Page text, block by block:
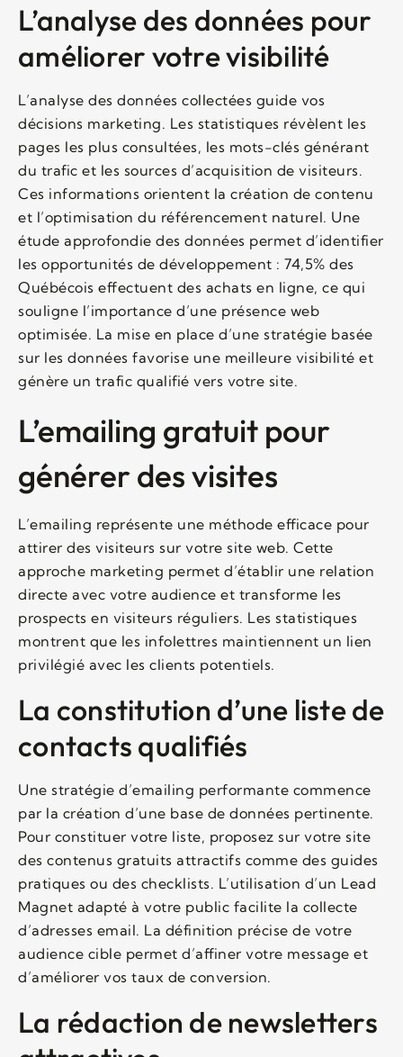
L’analyse des données pour
améliorer votre visibilité
L’analyse des données collectées guide vos
décisions marketing. Les statistiques révèlent les
pages les plus consultées, les mots-clés générant
du trafic et les sources d’acquisition de visiteurs.
Ces informations orientent la création de contenu
et l’optimisation du référencement naturel. Une
étude approfondie des données permet d’identifier
les opportunités de développement : 74,5% des
Québécois effectuent des achats en ligne, ce qui
souligne l’importance d’une présence web
optimisée. La mise en place d’une stratégie basée
sur les données favorise une meilleure visibilité et
génère un trafic qualifié vers votre site.
L’emailing gratuit pour
générer des visites
L’emailing représente une méthode efficace pour
attirer des visiteurs sur votre site web. Cette
approche marketing permet d’établir une relation
directe avec votre audience et transforme les
prospects en visiteurs réguliers. Les statistiques
montrent que les infolettres maintiennent un lien
privilégié avec les clients potentiels.
La constitution d’une liste de
contacts qualifiés
Une stratégie d’emailing performante commence
par la création d’une base de données pertinente.
Pour constituer votre liste, proposez sur votre site
des contenus gratuits attractifs comme des guides
pratiques ou des checklists. L’utilisation d’un Lead
Magnet adapté à votre public facilite la collecte
d’adresses email. La définition précise de votre
audience cible permet d’affiner votre message et
d’améliorer vos taux de conversion.
La rédaction de newsletters